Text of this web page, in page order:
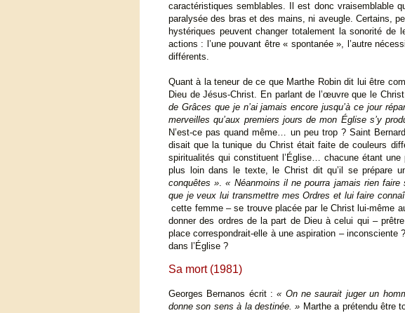
caractéristiques semblables. Il est donc vraisemblable
paralysée des bras et des mains, ni aveugle. Certains,
hystériques peuvent changer totalement la sonorité de
actions : l’une pouvant être « spontanée », l’autre
différents.
Quant à la teneur de ce que Marthe Robin dit lui être
Dieu de Jésus-Christ. En parlant de l’œuvre que le
de Grâces que je n’ai jamais encore jusqu’à ce jour
merveilles qu’aux premiers jours de mon Église s’y
N’est-ce pas quand même… un peu trop ? Saint
disait que la tunique du Christ était faite de couleurs
spiritualités qui constituent l’Église… chacune étant une
plus loin dans le texte, le Christ dit qu’il se prépare
conquêtes ».« Néanmoins il ne pourra jamais rien
que je veux lui transmettre mes Ordres et lui faire
cette femme – se trouve placée par le Christ lui-même
donner des ordres de la part de Dieu à celui qui –
place correspondrait-elle à une aspiration – inconsciente
dans l’Église ?
Sa mort (1981)
Georges Bernanos écrit :« On ne saurait juger un
donne son sens à la destinée. » Marthe a prétendu être